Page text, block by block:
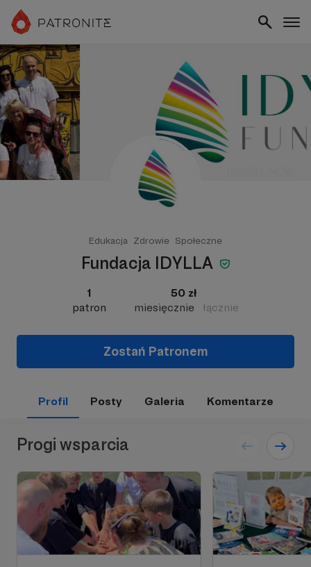
Edukacja Zdrowie Społeczne
Fundacja IDYLLA
1
patron
50 zł
miesięcznie
łącznie
Zostań Patronem
Profil Posty Galeria Komentarze
Progi wsparcia